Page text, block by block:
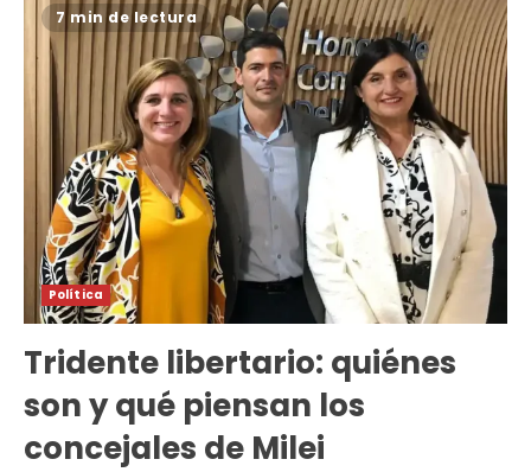
7 min de lectura
Política
Tridente libertario: quiénes
son y qué piensan los
concejales de Milei